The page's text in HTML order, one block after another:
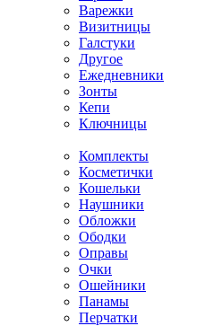
Варежки
Визитницы
Галстуки
Другое
Ежедневники
Зонты
Кепи
Ключницы
Комплекты
Косметички
Кошельки
Наушники
Обложки
Ободки
Оправы
Очки
Ошейники
Панамы
Перчатки